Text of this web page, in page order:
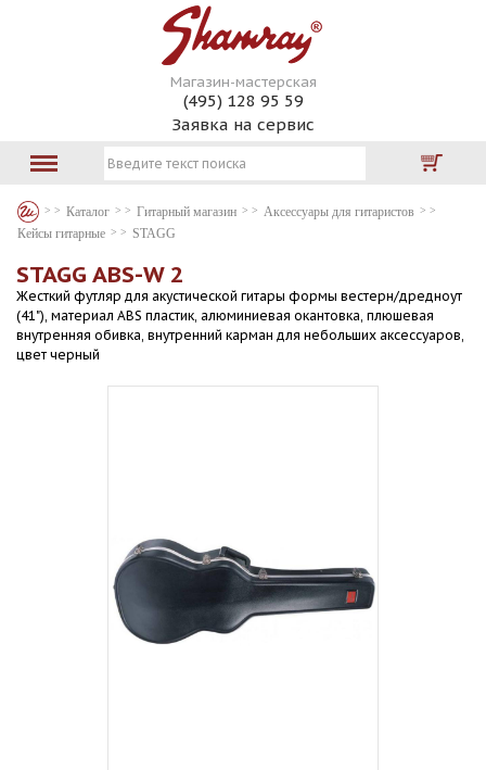
Магазин-мастерская
(495) 128 95 59
Заявка на сервис
Каталог Гитарный магазин
Аксессуары для гитаристов
Кейсы гитарные
STAGG
STAGG ABS-W 2
Жесткий футляр для акустической гитары формы вестерн/дредноут
(41"), материал ABS пластик, алюминиевая окантовка, плюшевая
внутренняя обивка, внутренний карман для небольших аксессуаров,
цвет черный